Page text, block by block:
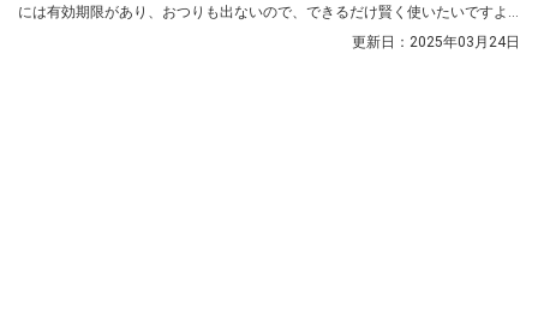
には有効期限があり、おつりも出ないので、できるだけ賢く使いたいですよ
ね。今回は、スタバのドリンクチケットの使い方を徹底解説！ タイプ別の特
更新日： 2025年03月24日